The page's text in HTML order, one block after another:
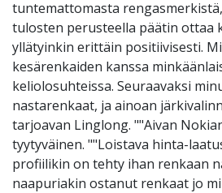
tuntemattomasta
tulosten perusteella päätin ottaa
yllätyinkin erittäin positiivisesti.
kesärenkaiden kanssa
keliolosuhteissa. Seuraavaksi
nastarenkaat, ja ainoan
tarjoavan Linglong. ""Aivan
tyytyväinen. ""Loistava hinta-
profiilikin on tehty ihan renkaan
naapuriakin ostanut renkaat jo